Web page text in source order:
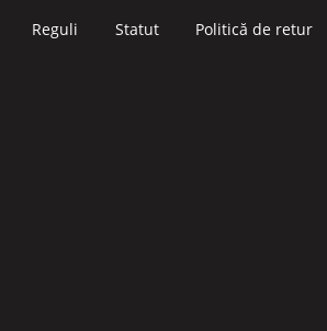
Reguli Statut Politică de retur